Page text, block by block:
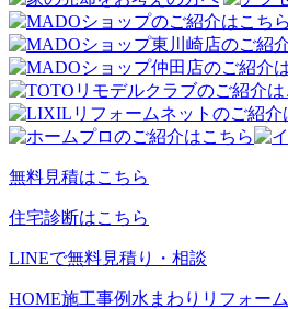
無料見積はこちら
住宅診断はこちら
LINEで無料見積り・相談
HOME施工事例 水まわりリフォーム